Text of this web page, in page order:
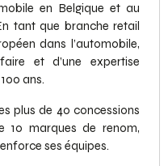
en Belgique et au
tant que branche retail
dans l’automobile,
et d’une expertise
ans.
plus de 40 concessions
10 marques de renom,
ses équipes.